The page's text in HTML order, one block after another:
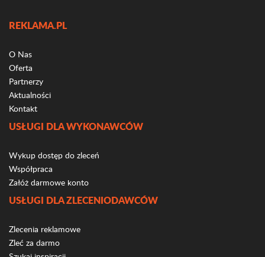
REKLAMA.PL
O Nas
Oferta
Partnerzy
Aktualności
Kontakt
USŁUGI DLA WYKONAWCÓW
Wykup dostęp do zleceń
Współpraca
Załóż darmowe konto
USŁUGI DLA ZLECENIODAWCÓW
Zlecenia reklamowe
Zleć za darmo